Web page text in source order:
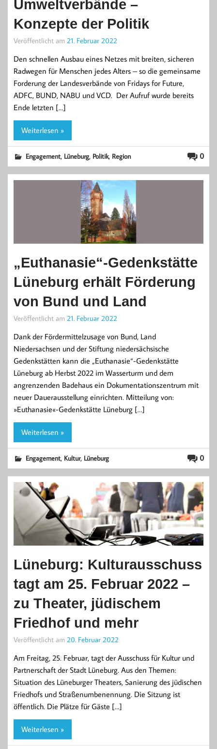
Umweltverbände –
Konzepte der Politik
Veröffentlicht am 21. Februar 2022
Den schnellen Ausbau eines Netzes mit breiten, sicheren
Radwegen für Menschen jedes Alters – so die gemeinsame
Forderung der Landesverbände von Fridays for Future,
ADFC, BUND, NABU und VCD. Der Aufruf wurde bereits
Ende letzten […]
Weiterlesen »
0
Engagement, Lüneburg, Politik, Region
„Euthanasie“-Gedenkstätte
Lüneburg erhält Förderung
von Bund und Land
Veröffentlicht am 21. Februar 2022
Dank der Fördermittelzusage von Bund, Land
Niedersachsen und der Stiftung niedersächsische
Gedenkstätten kann die „Euthanasie“-Gedenkstätte
Lüneburg ab Herbst 2022 im Wasserturm und dem
angrenzenden Badehaus ein Dokumentationszentrum mit
neuer Dauerausstellung einrichten. Mitteilung von:
»Euthanasie«-Gedenkstätte Lüneburg […]
Weiterlesen »
0
Engagement, Kultur, Lüneburg
Lüneburg: Kulturausschuss
tagt am 25. Februar 2022 –
zu Theater, jüdischem
Friedhof und mehr
Veröffentlicht am 20. Februar 2022
Am Freitag, 25. Februar, tagt der Ausschuss für Kultur und
Partnerschaft der Stadt Lüneburg. Aus den Themen:
Situation des Lüneburger Theaters, Sanierung des jüdischen
Friedhofs und Straßenumbenennung. Die Sitzung ist
öffentlich. Die Plätze für Gäste […]
Weiterlesen »